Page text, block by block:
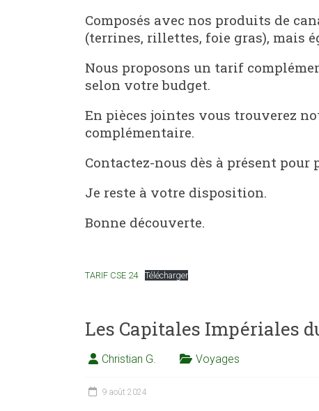
Composés avec nos produits de
(terrines, rillettes, foie gras), mais
Nous proposons un tarif
selon votre budget.
En pièces jointes vous trouverez
complémentaire.
Contactez-nous dès à présent pour
Je reste à votre disposition.
Bonne découverte.
TARIF CSE 24 Télécharger
Les Capitales Impériales
Christian G. Voyages
9 août 2024